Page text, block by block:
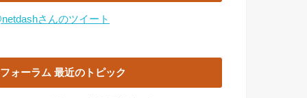
さんのツイート
フォーラム 最近のトピック